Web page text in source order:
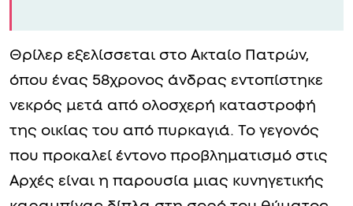
Θρίλερ εξελίσσεται στο Ακταίο Πατρών,
όπου ένας 58χρονος άνδρας εντοπίστηκε
νεκρός μετά από ολοσχερή καταστροφή
της οικίας του από πυρκαγιά. Το γεγονός
που προκαλεί έντονο προβληματισμό στις
Αρχές είναι η παρουσία μιας κυνηγετικής